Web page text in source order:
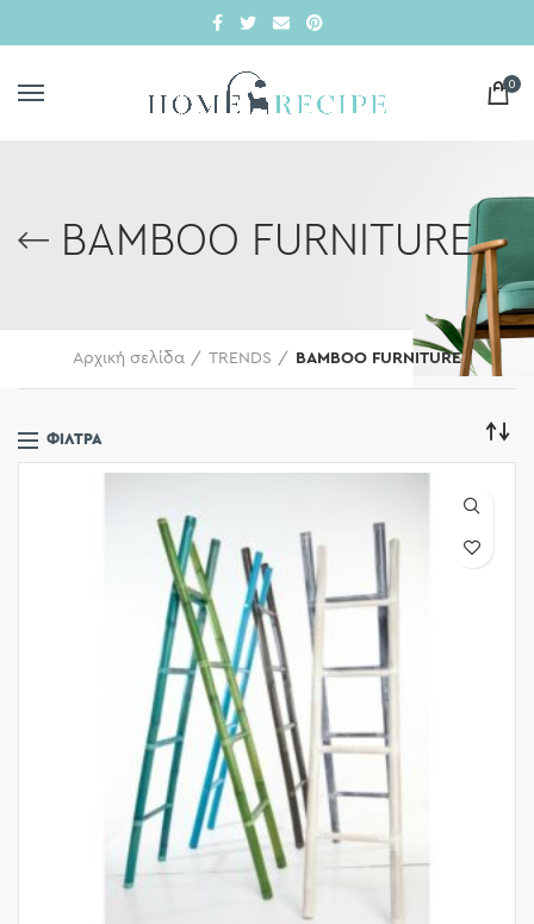
0
BAMBOO FURNITURE
Αρχική σελίδα TRENDS BAMBOO FURNITURE
ΦΊΛΤΡΑ